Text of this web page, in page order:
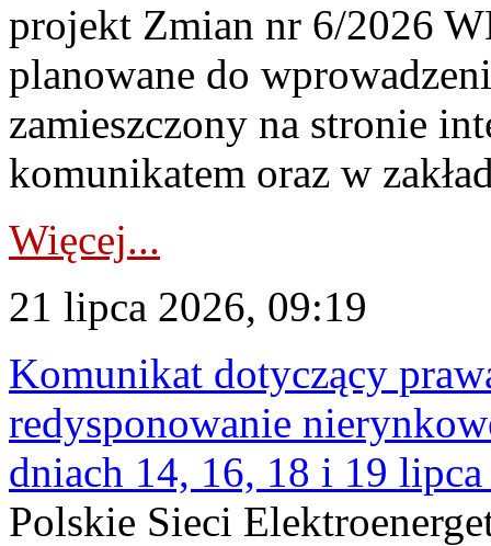
projekt Zmian nr 6/2026
planowane do
zamieszczony na stronie
komunikatem oraz w
Więcej...
21 lipca 2026, 09:19
Komunikat dotyczący
redysponowanie
dniach 14, 16, 18 i 19
Polskie Sieci